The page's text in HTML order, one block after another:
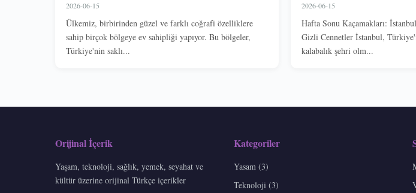
2026-06-15
Ülkemiz, birbirinden güzel ve farklı coğrafi özelliklere
sahip birçok bölgeye ev sahipliği yapıyor. Bu bölgeler,
Türkiye'nin saklı...
2026-06-15
Hafta Sonu Kaçamakları:
Gizli Cennetler İstanbul,
kalabalık şehri olm...
Orijinal İçerik
Yaşam, teknoloji, sağlık, yemek, seyahat ve
kültür üzerine orijinal Türkçe içerikler
Kategoriler
Yasam (3)
Teknoloji (3)